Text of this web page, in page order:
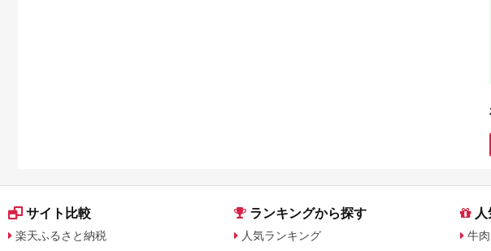
サイト比較
楽天ふるさと納税
ランキングから探す
人気ランキング
牛肉